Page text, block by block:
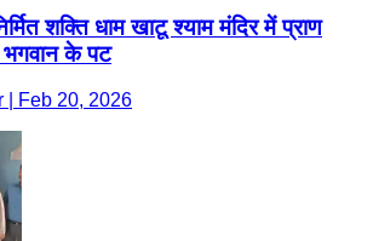
शक्ति धाम खाटू श्याम मंदिर में प्राण
भगवान के पट
| Feb 20, 2026